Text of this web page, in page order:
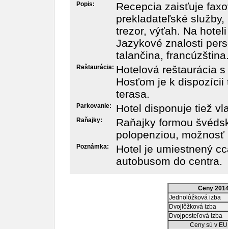
Popis:
Recepcia zaisťuje
prekladateľské
trezor, výťah. Na
Jazykové znalosti
talančina,
Reštaurácia: Hotelová reštaurácia
Hosťom je k dispozícii
terasa.
Parkovanie: Hotel disponuje tiež
Raňajky:
Raňajky formou
polopenziou,
Poznámka:
Hotel je umiestnený
autobusom do centra.
Ceny
Jednolôžková izba
Dvojlôžková izba
Dvojposteľová izba
Ceny sú v